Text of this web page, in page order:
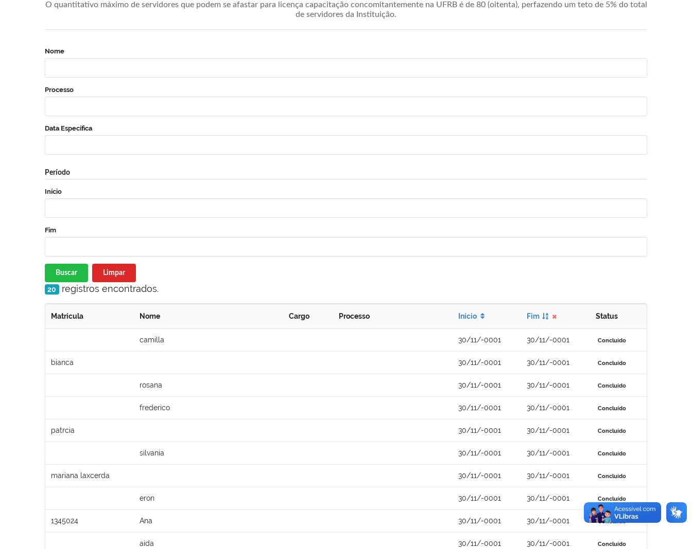
O quantitativo máximo de servidores que podem se afastar para licença capacitação concomitantemente na UFRB é de 80 (oitenta), perfazendo um teto de 5% do total
de servidores da Instituição.
Nome
Processo
Data Específica
Período
Início
Fim
Buscar Limpar
20 registros encontrados.
Matrícula Nome Cargo Processo Início Fim Status
camilla 30/11/-0001 30/11/-0001 Concluído
bianca 30/11/-0001 30/11/-0001 Concluído
rosana 30/11/-0001 30/11/-0001 Concluído
frederico 30/11/-0001 30/11/-0001 Concluído
patrcia 30/11/-0001 30/11/-0001 Concluído
silvania 30/11/-0001 30/11/-0001 Concluído
mariana laxcerda 30/11/-0001 30/11/-0001 Concluído
eron 30/11/-0001 30/11/-0001 Concluído
1345024 Ana 30/11/-0001 30/11/-0001 Concluído
aida 30/11/-0001 30/11/-0001 Concluído